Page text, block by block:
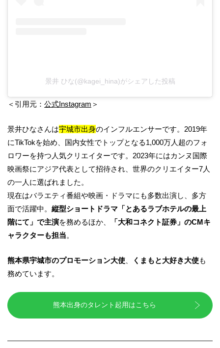
景井 ひな(@kagei_hina)がシェアした投稿
＜引用元： 公式Instagram ＞
景井ひなさんは宇城市出身のインフルエンサーです。2019年
にTikTokを始め、国内女性でトップとなる1,000万人超のフォ
ロワーを持つ人気クリエイターです。2023年にはカンヌ国際
映画祭にアジア代表として招待され、世界のクリエイター7人
の一人に選ばれました。
現在はバラエティ番組や映画・ドラマにも多数出演し、多方
面で活躍中。 縦型ショートドラマ「とあるラブホテルの最上
階にて」で主演を務めるほか、
「大和コネクト証券」のCMキ
ャラクターも担当。
熊本県宇城市のプロモーション大使 くまもと大好き大使も
務めています。
熊本出身のタレント起用はこちら